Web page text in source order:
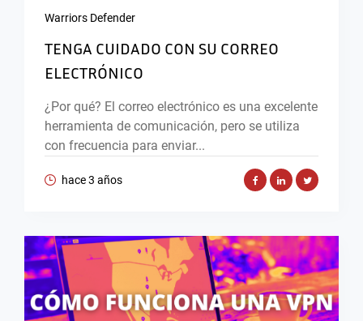
Warriors Defender
TENGA CUIDADO CON SU CORREO
ELECTRÓNICO
¿Por qué? El correo electrónico es una excelente
herramienta de comunicación, pero se utiliza
con frecuencia para enviar...
hace 3 años